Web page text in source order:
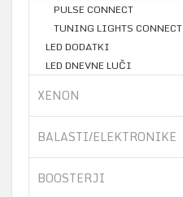
PULSE CONNECT
TUNING LIGHTS CONNECT
LED DODATKI
LED DNEVNE LUČI
XENON
BALASTI/ELEKTRONIKE
BOOSTERJI